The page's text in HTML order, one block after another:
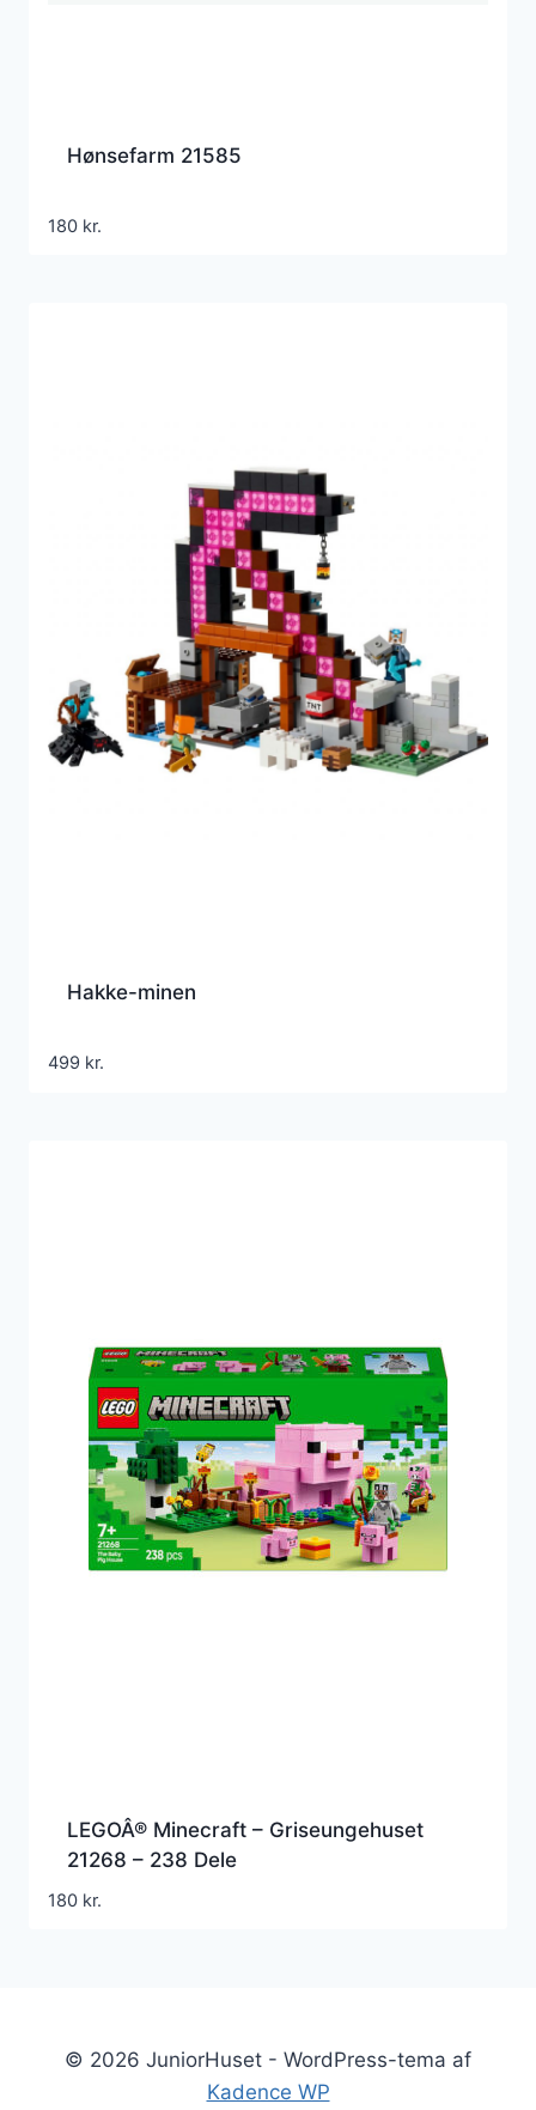
Hønsefarm 21585
180 kr.
Hakke-minen
499 kr.
LEGOÂ® Minecraft – Griseungehuset
21268 – 238 Dele
180 kr.
© 2026 JuniorHuset - WordPress-tema af
Kadence WP